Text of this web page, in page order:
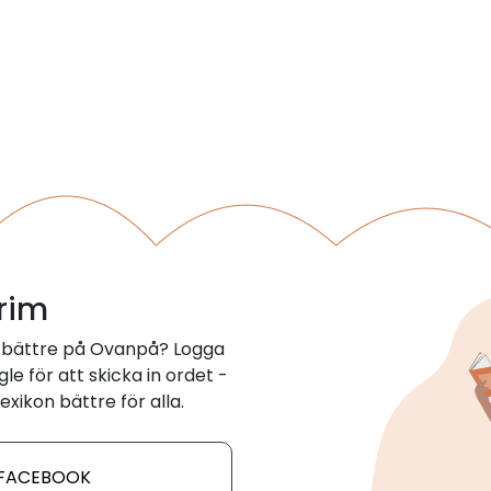
på Ovanpå? Logga
för att skicka in ordet -
bättre för alla.